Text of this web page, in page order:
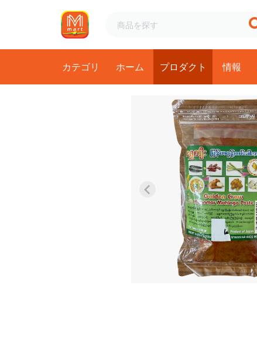
カテゴリ ホーム プロダクト 情報